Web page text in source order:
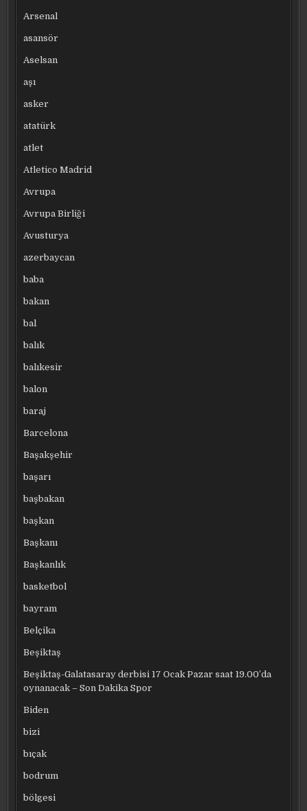
Arsenal
asansör
Aselsan
aşı
asker
atatürk
atlet
Atletico Madrid
Avrupa
Avrupa Birliği
Avusturya
azerbaycan
baba
bakan
bal
balık
balıkesir
balon
baraj
Barcelona
Başakşehir
başarı
başbakan
başkan
Başkanı
Başkanlık
basketbol
bayram
Belçika
Beşiktaş
Beşiktaş-Galatasaray derbisi 17 Ocak Pazar saat 19.00’da
oynanacak – Son Dakika Spor
Biden
bizi
bıçak
bodrum
bölgesi